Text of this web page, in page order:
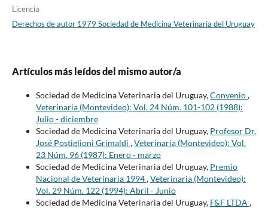
Licencia
Derechos de autor 1979 Sociedad de Medicina Veterinaria del Uruguay
Artículos más leídos del mismo autor/a
Sociedad de Medicina Veterinaria del Uruguay,Convenio,
Veterinaria (Montevideo): Vol. 24 Núm. 101-102 (1988):
Julio - diciembre
Sociedad de Medicina Veterinaria del Uruguay, Profesor Dr.
José Postiglioni Grimaldi ,Veterinaria (Montevideo): Vol.
23 Núm. 96 (1987): Enero - marzo
Sociedad de Medicina Veterinaria del Uruguay, Premio
Nacional de Veterinaria 1994,Veterinaria (Montevideo):
Vol. 29 Núm. 122 (1994): Abril - Junio
Sociedad de Medicina Veterinaria del Uruguay, F&F LTDA ,